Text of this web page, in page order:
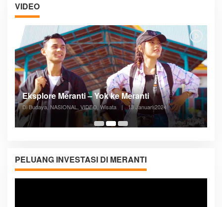
VIDEO
05:08
Posyandu Melayani Semua Siklus Hidup
Di ADVERTORIAL, Kesehatan, VIDEO 27 Desember 2023
PELUANG INVESTASI DI MERANTI
Pemutar